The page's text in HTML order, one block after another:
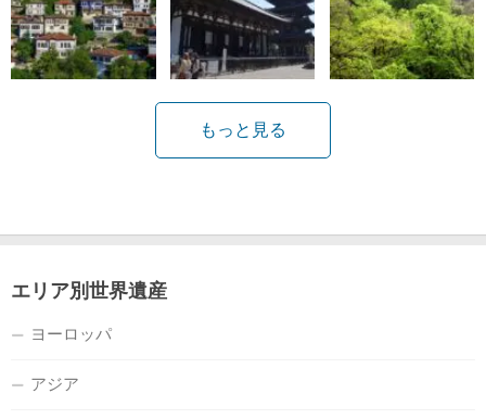
もっと見る
エリア別世界遺産
ヨーロッパ
アジア